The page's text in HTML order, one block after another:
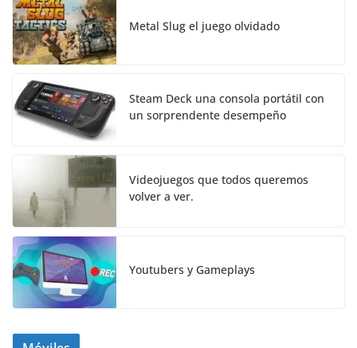
Metal Slug el juego olvidado
Steam Deck una consola portátil con
un sorprendente desempeño
Videojuegos que todos queremos
volver a ver.
Youtubers y Gameplays